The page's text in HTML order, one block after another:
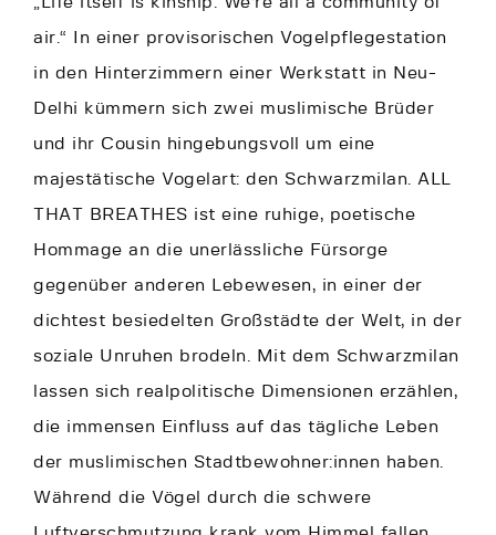
air.“ In einer provisorischen Vogelpflegestation
in den Hinterzimmern einer Werkstatt in Neu-
Delhi kümmern sich zwei muslimische Brüder
und ihr Cousin hingebungsvoll um eine
majestätische Vogelart: den Schwarzmilan. ALL
THAT BREATHES ist eine ruhige, poetische
Hommage an die unerlässliche Fürsorge
gegenüber anderen Lebewesen, in einer der
dichtest besiedelten Großstädte der Welt, in der
soziale Unruhen brodeln. Mit dem Schwarzmilan
lassen sich realpolitische Dimensionen erzählen,
die immensen Einfluss auf das tägliche Leben
der muslimischen Stadtbewohner:innen haben.
Während die Vögel durch die schwere